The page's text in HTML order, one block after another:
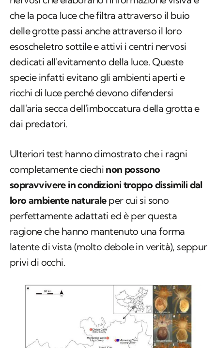
che la poca luce che filtra attraverso il buio
delle grotte passi anche attraverso il loro
esoscheletro sottile e attivi i centri nervosi
dedicati all'evitamento della luce. Queste
specie infatti evitano gli ambienti aperti e
ricchi di luce perché devono difendersi
dall'aria secca dell'imboccatura della grotta e
dai predatori.
Ulteriori test hanno dimostrato che i ragni
completamente ciechi non possono
sopravvivere in condizioni troppo dissimili dal
loro ambiente naturale per cui si sono
perfettamente adattati ed è per questa
ragione che hanno mantenuto una forma
latente di vista (molto debole in verità), seppur
privi di occhi.